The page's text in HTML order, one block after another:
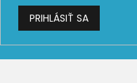
PRIHLÁSIŤ SA